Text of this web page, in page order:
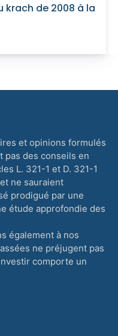
krach de 2008 à la
et opinions formulés
pas des conseils en
L. 321-1 et D. 321-1
ne sauraient
prodigué par une
étude approfondie des
également à nos
ne préjugent pas
comporte un